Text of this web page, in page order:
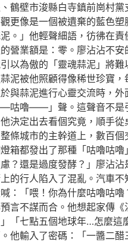
鶴壁市浚縣白寺鎮前崗村黨
更像是一個被遺棄的藍色
」他輕聲細語，彷彿在
營業額是：零。廖沾沾不
為傲的「靈魂蒜泥」將
泥被他照顧得像稀世珍寶
蒜泥進行心靈交流時，
嚕——」聲。這聲音不是
決定出去看個究竟，順手
城市的主幹道上，數百
箱都發出了那種「咕嚕咕
慮？還是過度發酵？」廖沾
行人陷入了混亂。汽車
：「喂！你為什麼咕嚕咕
言不謀而合。他想起家傳
「七點五個地球年…怎麼
他輸入了密碼：「一醬二